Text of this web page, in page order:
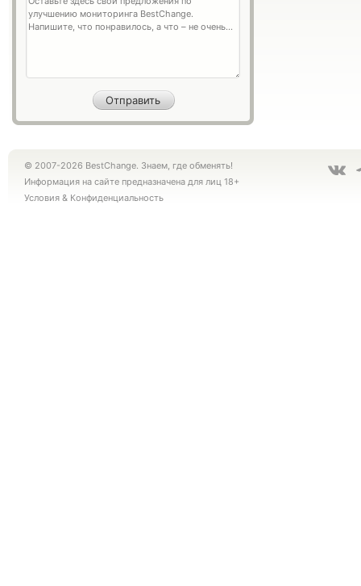
© 2007-2026 BestChange. Знаем, где обменять!
Информация на сайте предназначена для лиц 18+
Условия & Конфиденциальность